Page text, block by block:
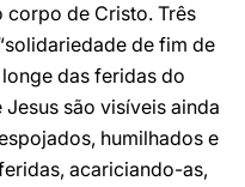
corpo de Cristo. Três
de fim de
das feridas do
são visíveis ainda
humilhados e
acariciando-as,